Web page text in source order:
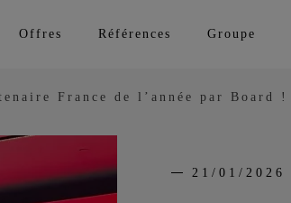
Offres Références Groupe
France de l’année par Board !
21/01/2026